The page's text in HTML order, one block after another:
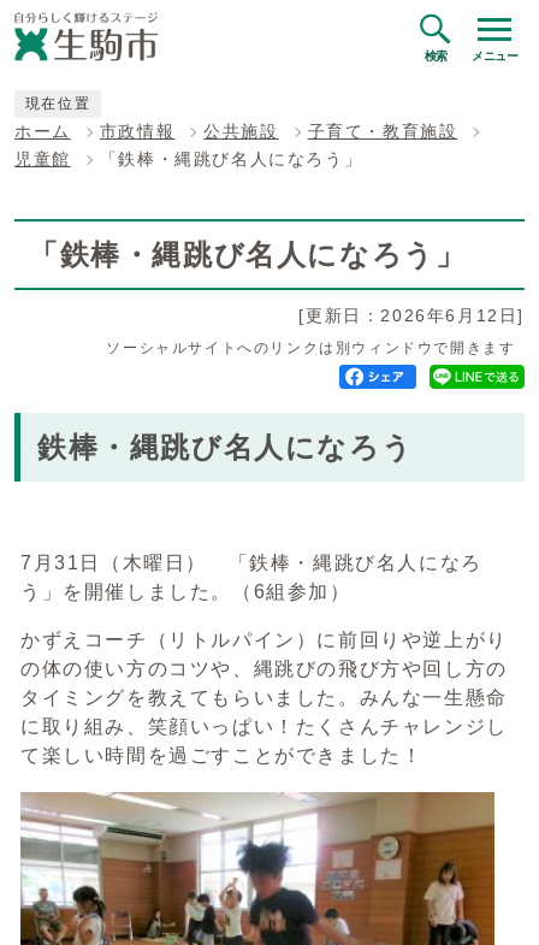
検索 メニュー
現在位置
ホーム 市政情報 公共施設
子育て・教育施設
児童館
「鉄棒・縄跳び名人になろう」
「鉄棒・縄跳び名人になろう」
[更新日：2026年6月12日]
ソーシャルサイトへのリンクは別ウィンドウで開きます
鉄棒・縄跳び名人になろう
7月31日（木曜日） 「鉄棒・縄跳び名人になろ
う」を開催しました。（6組参加）
かずえコーチ（リトルパイン）に前回りや逆上がり
の体の使い方のコツや、縄跳びの飛び方や回し方の
タイミングを教えてもらいました。みんな一生懸命
に取り組み、笑顔いっぱい！たくさんチャレンジし
て楽しい時間を過ごすことができました！